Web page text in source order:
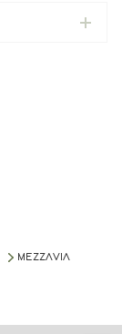
MEZZAVIA